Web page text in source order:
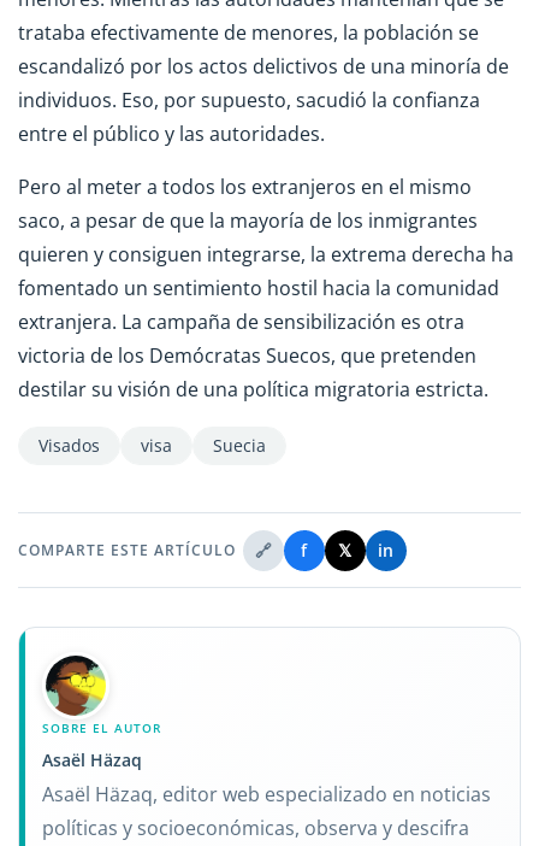
trataba efectivamente de menores, la población se
escandalizó por los actos delictivos de una minoría de
individuos. Eso, por supuesto, sacudió la confianza
entre el público y las autoridades.
Pero al meter a todos los extranjeros en el mismo
saco, a pesar de que la mayoría de los inmigrantes
quieren y consiguen integrarse, la extrema derecha ha
fomentado un sentimiento hostil hacia la comunidad
extranjera. La campaña de sensibilización es otra
victoria de los Demócratas Suecos, que pretenden
destilar su visión de una política migratoria estricta.
Visados visa Suecia
COMPARTE ESTE ARTÍCULO 🔗 f 𝕏 in
SOBRE EL AUTOR
Asaël Häzaq
Asaël Häzaq, editor web especializado en noticias
políticas y socioeconómicas, observa y descifra